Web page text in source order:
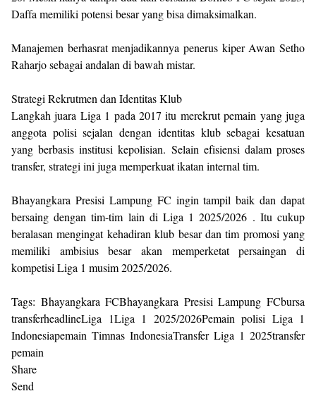
Daffa memiliki potensi besar yang bisa dimaksimalkan.
Manajemen berhasrat menjadikannya penerus kiper Awan Setho
Raharjo sebagai andalan di bawah mistar.
Strategi Rekrutmen dan Identitas Klub
Langkah juara Liga 1 pada 2017 itu merekrut pemain yang juga
anggota polisi sejalan dengan identitas klub sebagai kesatuan
yang berbasis institusi kepolisian. Selain efisiensi dalam proses
transfer, strategi ini juga memperkuat ikatan internal tim.
Bhayangkara Presisi Lampung FC ingin tampil baik dan dapat
bersaing dengan tim-tim lain di Liga 1 2025/2026 . Itu cukup
beralasan mengingat kehadiran klub besar dan tim promosi yang
memiliki ambisius besar akan memperketat persaingan di
kompetisi Liga 1 musim 2025/2026.
Tags: Bhayangkara FCBhayangkara Presisi Lampung FCbursa
transferheadlineLiga 1Liga 1 2025/2026Pemain polisi Liga 1
Indonesiapemain Timnas IndonesiaTransfer Liga 1 2025transfer
pemain
Share
Send